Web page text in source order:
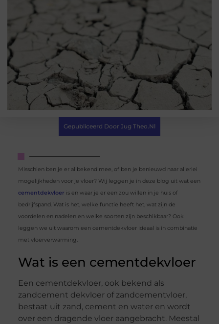
Gepubliceerd Door Jug Theo.nl
Misschien ben je er al bekend mee, of ben je benieuwd naar allerlei
mogelijkheden voor je vloer? Wij leggen je in deze blog uit wat een
cementdekvloer is en waar je er een zou willen in je huis of
bedrijfspand. Wat is het, welke functie heeft het, wat zijn de
voordelen en nadelen en welke soorten zijn beschikbaar? Ook
leggen we uit waarom een cementdekvloer ideaal is in combinatie
met vloerverwarming.
Wat is een cementdekvloer
Een cementdekvloer, ook bekend als
zandcement dekvloer of zandcementvloer,
bestaat uit zand, cement en water en wordt
over een dragende vloer aangebracht. Meestal